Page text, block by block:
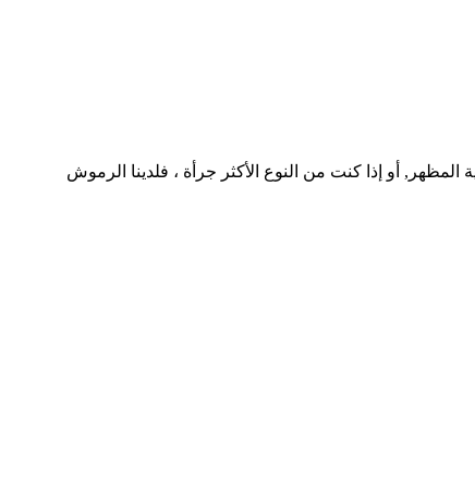
أو إذا كنت من النوع الأكثر جرأة ، فلدينا الرموش